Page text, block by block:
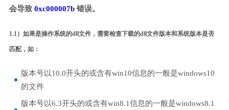
会导致 0xc000007b错误。
1.1）如果是操作系统的dll文件，需要检查下载的dll文件版本和系统版本是否
匹配，如：
版本号以10.0开头的或含有win10信息的一般是windows10
的文件
版本号以6.3开头的或含有win8.1信息的一般是windows8.1